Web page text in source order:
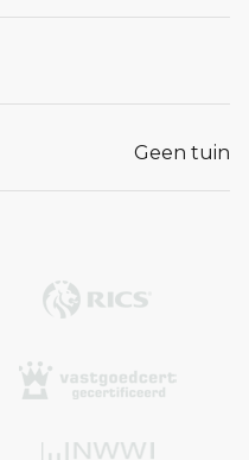
Geen tuin